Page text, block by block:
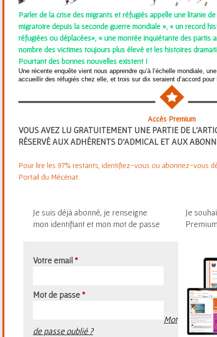
Parler de la crise des migrants et réfugiés appelle une litanie
migratoire depuis la seconde guerre mondiale », « un record
réfugiées ou déplacées», « une montée inquiétante des partis
nombre des victimes toujours plus élevé et les histoires
Pourtant des bonnes nouvelles existent !
Une récente enquête vient nous apprendre qu’à l’échelle mondiale,
accueillir des réfugiés chez elle, et trois sur dix seraient d’accord
Accès Premium
VOUS AVEZ LU GRATUITEMENT UNE PARTIE DE
RÉSERVÉ AUX ADHÉRENTS D'ADMICAL ET AUX
Pour lire les 97% restants, identifiez-vous ou abonnez-vous
Portail du Mécénat.
Je suis déjà abonné, je renseigne
mon identifiant et mon mot de passe
Votre email*
Mot de passe*
Mot
de passe oublié ?
Je